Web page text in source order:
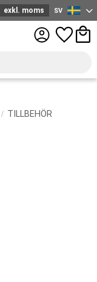
exkl. moms
Svenska
SV
Favoriter
TILLBEHÖR